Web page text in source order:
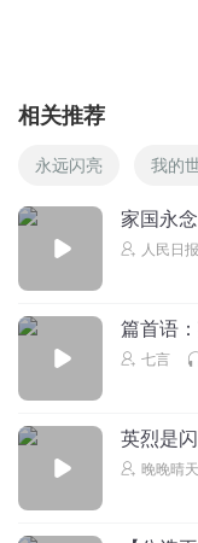
相关推荐
永远闪亮 我的
家国永
人民日
篇首语
七言
英烈是
晚晚晴天